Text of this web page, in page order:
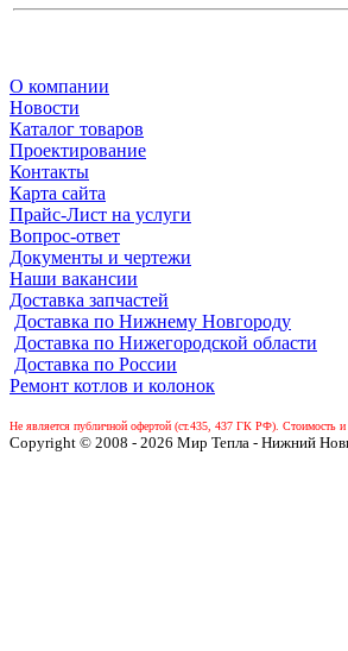
О компании
Новости
Каталог товаров
Проектирование
Контакты
Карта сайта
Прайс-Лист на услуги
Вопрос-ответ
Документы и чертежи
Наши вакансии
Доставка запчастей
Доставка по Нижнему Новгороду
Доставка по Нижегородской области
Доставка по России
Ремонт котлов и колонок
Не является публичной офертой (ст.435, 437 ГК РФ). Стоимость и
Copyright © 2008 - 2026 Мир Тепла - Нижний